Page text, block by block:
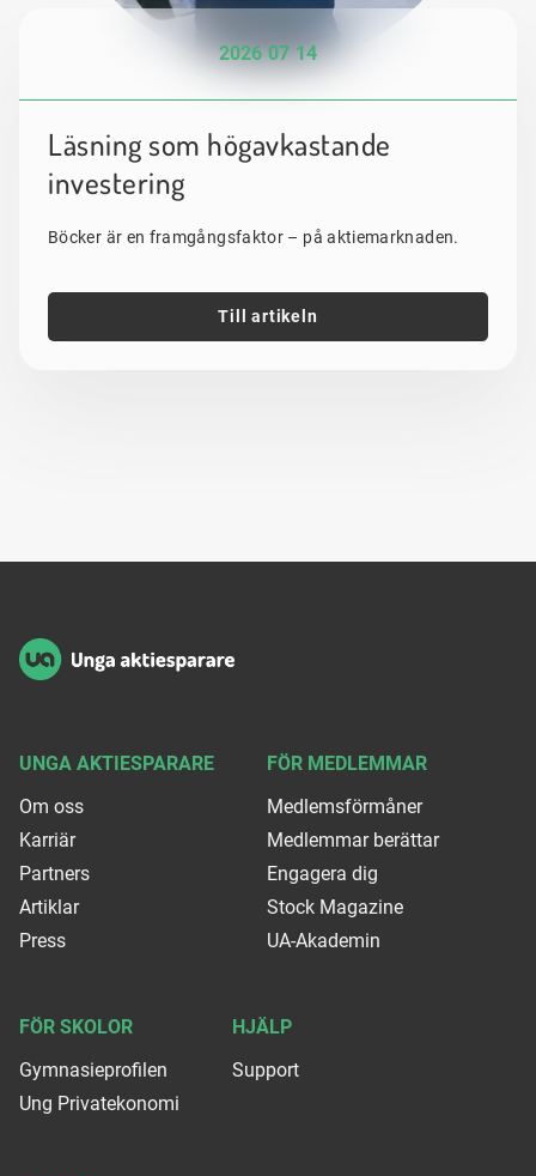
2026 07 14
Läsning som högavkastande
investering
Böcker är en framgångsfaktor – på aktiemarknaden.
Till artikeln
UNGA AKTIESPARARE
Om oss
Karriär
Partners
Artiklar
Press
FÖR MEDLEMMAR
Medlemsförmåner
Medlemmar berättar
Engagera dig
Stock Magazine
UA-Akademin
FÖR SKOLOR
Gymnasieprofilen
Ung Privatekonomi
HJÄLP
Support